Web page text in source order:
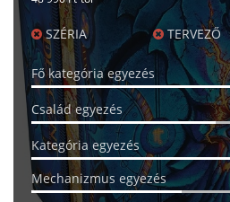
SZÉRIA TERVEZŐ
Fő kategória egyezés
Család egyezés
Kategória egyezés
Mechanizmus egyezés